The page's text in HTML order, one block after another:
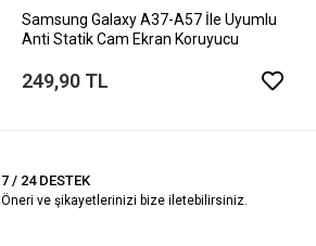
Samsung Galaxy A37-A57 İle Uyumlu
Anti Statik Cam Ekran Koruyucu
249,90 TL
7 / 24 DESTEK
Öneri ve şikayetlerinizi bize iletebilirsiniz.